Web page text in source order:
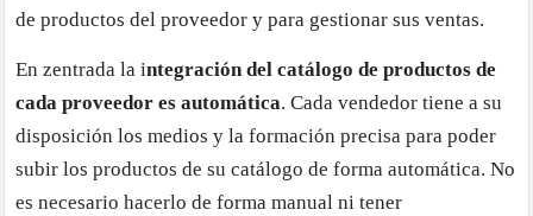
de productos del proveedor y para gestionar sus ventas.
En zentrada la integración del catálogo de productos de
cada proveedor es automática. Cada vendedor tiene a su
disposición los medios y la formación precisa para poder
subir los productos de su catálogo de forma automática. No
es necesario hacerlo de forma manual ni tener